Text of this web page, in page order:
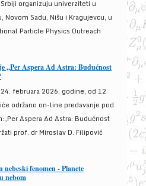
organizuju univerziteti u
Novom Sadu, Nišu i Kragujevcu, u
Particle Physics Outreach
„Per Aspera Ad Astra: Budućnost
februara 2026. godine, od 12
održano on-line predavanje pod
Aspera Ad Astra: Budućnost
prof. dr Miroslav D. Filipović
nebeski fenomen - Planete
nebom